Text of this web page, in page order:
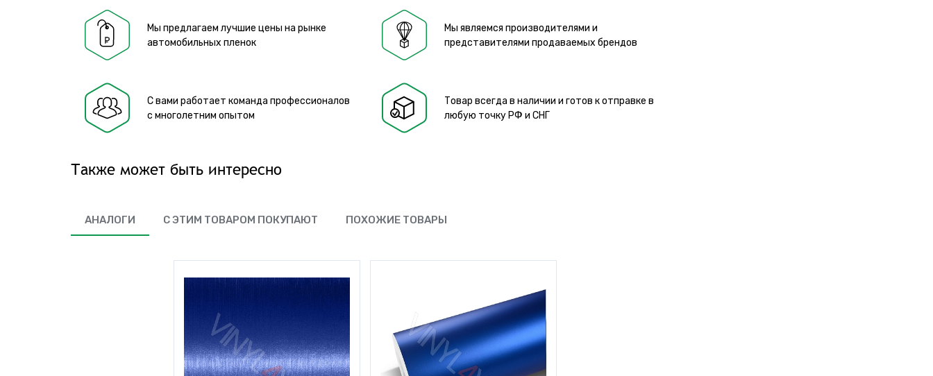
Мы предлагаем лучшие цены на рынке
автомобильных пленок
Мы являемся производителями и
представителями продаваемых брендов
С вами работает команда профессионалов
с многолетним опытом
Товар всегда в наличии и готов к отправке в
любую точку РФ и СНГ
Также может быть интересно
АНАЛОГИ С ЭТИМ ТОВАРОМ ПОКУПАЮТ ПОХОЖИЕ ТОВАРЫ